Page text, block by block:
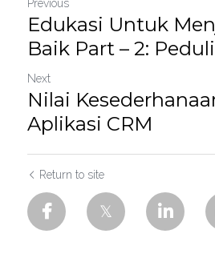
Previous
Edukasi Untuk
Baik Part – 2:
Next
Nilai
Aplikasi CRM
Return to site